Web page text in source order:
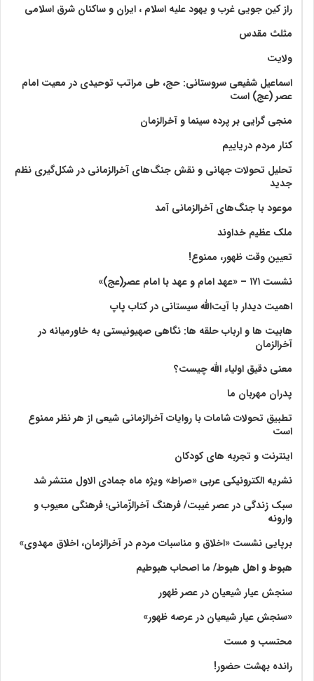
راز کین جویی غرب و یهود علیه اسلام ، ایران و ساکنان شرق اسلامی
مثلث مقدس
ولايت‏
اسماعیل شفیعی سروستانی: حج، طی مراتب توحیدی در معیت امام
عصر (عج) است
منجی گرایی بر پرده سینما و آخرالزمان
کنار مردم دریاییم
تحلیل تحولات جهانی و نقش جنگ‌های آخرالزمانی در شکل‌گیری نظم
جدید
موعود با جنگ‌های آخرالزمانی آمد
ملک عظیم خداوند
تعیین وقت ظهور، ممنوع!
نشست ۱۷۱ – «عهد امام و عهد با امام عصر(عج)»
اهمیت دیدار با آیت‌الله سیستانی در کتاب پاپ
هابیت ها و ارباب حلقه ها: نگاهی صهیونیستی به خاورمیانه در
آخرالزمان
معنی دقیق اولیاء الله چیست؟
پدران مهربان ما
تطبیق تحولات شامات با روایات آخرالزمانی شیعی از هر نظر ممنوع
است
اینترنت و تجربه های کودکان
نشریه الکترونیکی عربی «صراط» ویژه ماه جمادی الاول منتشر شد
سبک زندگی در عصر غیبت/ فرهنگ آخرالزّمانی؛ فرهنگی معیوب و
وارونه
برپایی نشست «اخلاق و مناسبات مردم در آخرالزمان، اخلاق مهدوی»
هبوط و اهل هبوط/ ما اصحاب هبوطیم
سنجش عیار شیعیان در عصر ظهور
«سنجش عیار شیعیان در عرصه ظهور»
محتسب و مست
رانده بهشت‌ حضور!